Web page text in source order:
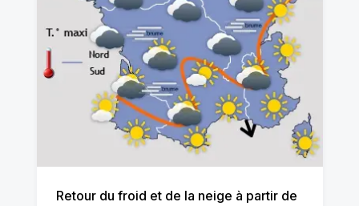
Retour du froid et de la neige à partir de